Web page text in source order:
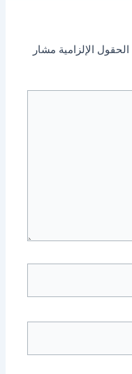
الحقول الإلزامية مشار